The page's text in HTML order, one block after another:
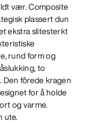
vær. Composite
plassert dun
ekstra slitesterkt
rund form og
to
fôrede kragen
for å holde
og varme.
ute.